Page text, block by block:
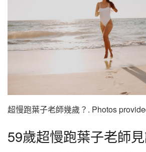
超慢跑葉子老師幾歲？. Photos
59歲超慢跑葉子老師